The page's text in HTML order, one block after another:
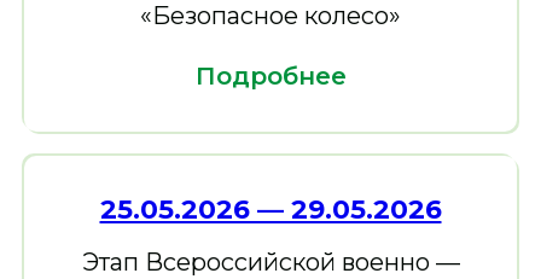
«Безопасное колесо»
Подробнее
25.05.2026 — 29.05.2026
Этап Всероссийской военно —